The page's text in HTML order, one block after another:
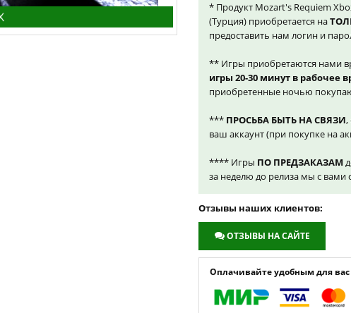
* Продукт Mozart's Requiem
(Турция) приобретается на
предоставить нам логин и
** Игры приобретаются нами
игры 20-30 минут в рабочее
приобретенные ночью
*** ПРОСЬБА БЫТЬ НА СВЯЗИ,
ваш аккаунт (при покупке на
**** Игры ПО ПРЕДЗАКАЗАМ
за неделю до релиза мы с вами
Отзывы наших клиентов:
ОТЗЫВЫ НА САЙТЕ
Оплачивайте удобным для вас